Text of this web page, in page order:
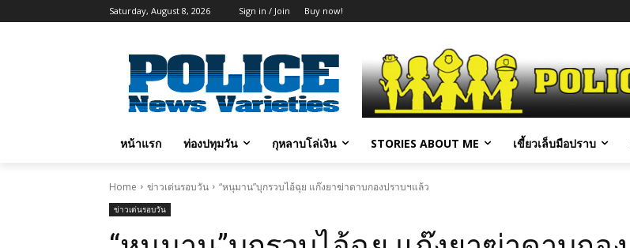
Saturday, August 8, 2026 Sign in / Join Buy now!
หน้าแรก ท่องปทุมวัน กุหลาบโล่เงิน STORIES ABOUT ME เขี้ยวเล็บมือปราบ
Home ข่าวเด่นรอบวัน “หนุมาน”บุกรวบไอ้ฉุย แก๊งยาฆ่าดาบกองปราบฯแล้ว
ข่าวเด่นรอบวัน